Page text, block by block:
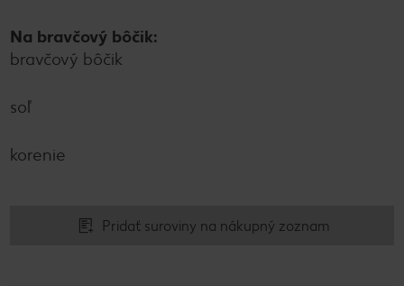
Na bravčový bôčik:
bravčový bôčik
soľ
korenie
Pridať suroviny na nákupný zoznam